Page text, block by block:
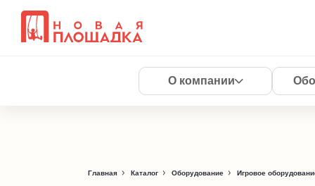
О компании
Главная Каталог Оборудование Игровое